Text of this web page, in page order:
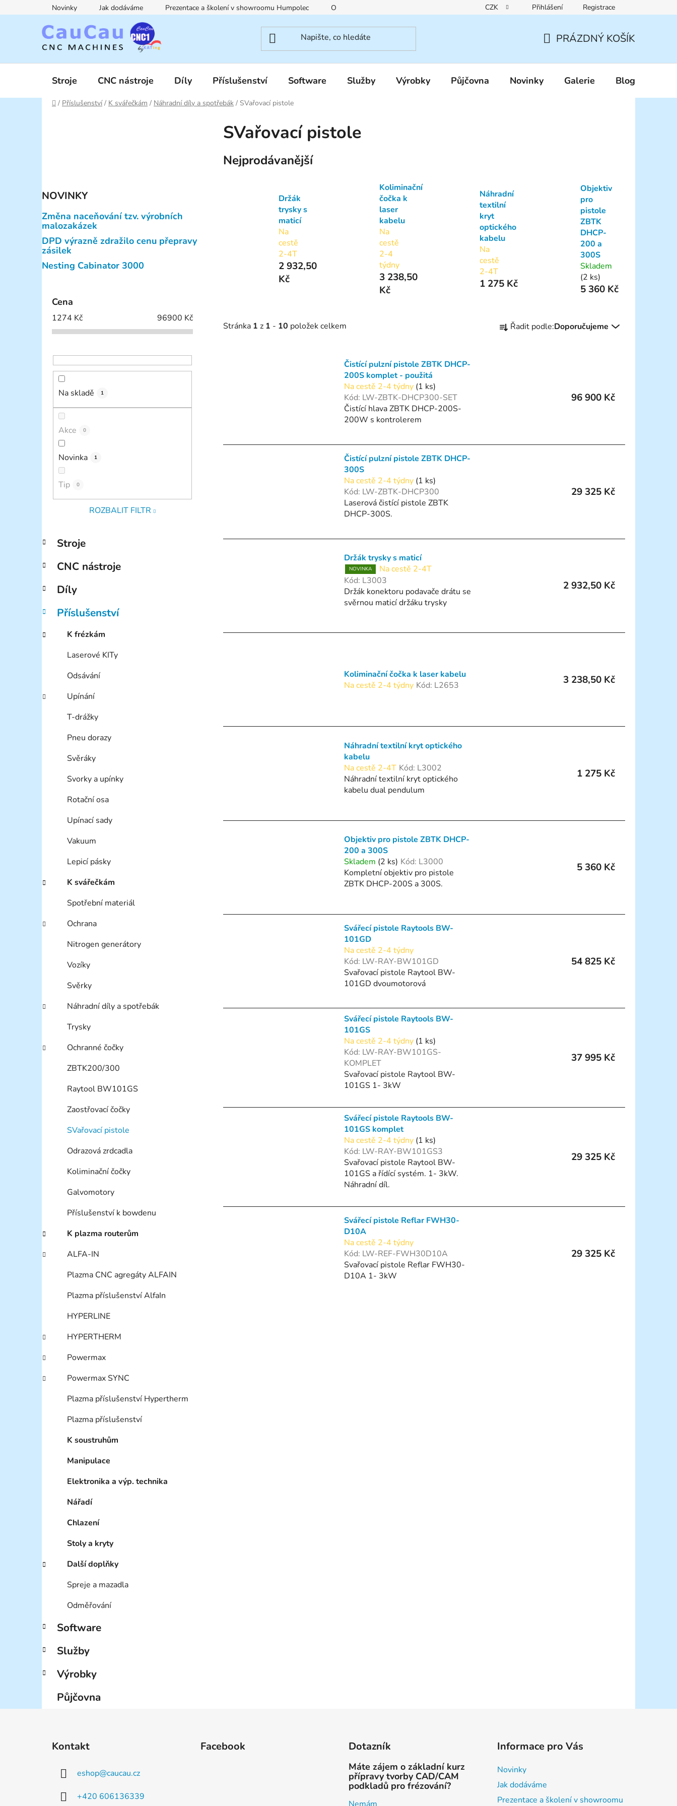
na
Novinky Jak dodáváme Prezentace a školení v showroomu Humpolec O nás Reklamační řád Pravidla zákaznických slev
CZK Přihlášení Registrace
KOŠÍK
PRÁZDNÝ KOŠÍK
Stroje CNC nástroje Díly Příslušenství Software Služby Výrobky Půjčovna Novinky Galerie Blog
Domů
/ Příslušenství / K svářečkám / Náhradní díly a spotřebák / SVařovací pistole
n
n
í
p
a
n
NOVINKY
Změna naceňování tzv. výrobních
malozakázek
DPD výrazně zdražilo cenu přepravy
zásilek
Nesting Cabinator 3000
Cena
1274 Kč 96900 Kč
Na skladě 1
Akce 0
Novinka 1
Tip 0
ROZBALIT FILTR
Přeskočit
kategorie
K
a
e
o
i
Stroje
CNC nástroje
Díly
Příslušenství
K frézkám
Laserové KITy
Odsávání
Upínání
T-drážky
Pneu dorazy
Svěráky
Svorky a upínky
Rotační osa
Upínací sady
Vakuum
Lepicí pásky
K svářečkám
Spotřební materiál
Ochrana
Nitrogen generátory
Vozíky
Svěrky
Náhradní díly a spotřebák
Trysky
Ochranné čočky
ZBTK200/300
Raytool BW101GS
Zaostřovací čočky
SVařovací pistole
Odrazová zrdcadla
Koliminační čočky
Galvomotory
Příslušenství k bowdenu
K plazma routerům
ALFA-IN
Plazma CNC agregáty ALFAIN
Plazma příslušenství AlfaIn
HYPERLINE
HYPERTHERM
Powermax
Powermax SYNC
Plazma příslušenství Hypertherm
Plazma příslušenství
K soustruhům
Manipulace
Elektronika a výp. technika
Nářadí
Chlazení
Stoly a kryty
Další doplňky
Spreje a mazadla
Odměřování
Software
Služby
Výrobky
Půjčovna
SVařovací pistole
Nejprodávanější
Držák
trysky s
maticí
Na
cestě
2-4T
2 932,50
Kč
Koliminační
čočka k
laser
kabelu
Na
cestě
2-4
týdny
3 238,50
Kč
Náhradní
textilní
kryt
optického
kabelu
Na
cestě
2-4T
1 275 Kč
Objektiv
pro
pistole
ZBTK
DHCP-
200 a
300S
Skladem
(2 ks)
5 360 Kč
Stránka 1 z 1 - 10 položek celkem
a
u
Řadit podle:Doporučujeme
o
Čistící pulzní pistole ZBTK DHCP-
200S komplet - použitá
Na cestě 2-4 týdny (1 ks)
Kód: LW-ZBTK-DHCP300-SET
Čistící hlava ZBTK DHCP-200S-
200W s kontrolerem
96 900 Kč
Čistící pulzní pistole ZBTK DHCP-
300S
Na cestě 2-4 týdny (1 ks)
Kód: LW-ZBTK-DHCP300
Laserová čistící pistole ZBTK
DHCP-300S.
29 325 Kč
Držák trysky s maticí
NOVINKA
Na cestě 2-4T
Kód: L3003
Držák konektoru podavače drátu se
svěrnou maticí držáku trysky
2 932,50 Kč
Koliminační čočka k laser kabelu
Na cestě 2-4 týdny Kód: L2653 3 238,50 Kč
Náhradní textilní kryt optického
kabelu
Na cestě 2-4T Kód: L3002
Náhradní textilní kryt optického
kabelu dual pendulum
1 275 Kč
Objektiv pro pistole ZBTK DHCP-
200 a 300S
Skladem (2 ks) Kód: L3000
Kompletní objektiv pro pistole
ZBTK DHCP-200S a 300S.
5 360 Kč
Svářecí pistole Raytools BW-
101GD
Na cestě 2-4 týdny
Kód: LW-RAY-BW101GD
Svařovací pistole Raytool BW-
101GD dvoumotorová
54 825 Kč
Svářecí pistole Raytools BW-
101GS
Na cestě 2-4 týdny (1 ks)
Kód: LW-RAY-BW101GS-
KOMPLET
Svařovací pistole Raytool BW-
101GS 1- 3kW
37 995 Kč
Svářecí pistole Raytools BW-
101GS komplet
Na cestě 2-4 týdny (1 ks)
Kód: LW-RAY-BW101GS3
Svařovací pistole Raytool BW-
101GS a řídící systém. 1- 3kW.
Náhradní díl.
29 325 Kč
Svářecí pistole Reflar FWH30-
D10A
Na cestě 2-4 týdny
Kód: LW-REF-FWH30D10A
Svařovací pistole Reflar FWH30-
D10A 1- 3kW
29 325 Kč
Kontakt
eshop@caucau.cz
+420 606136339
Facebook Dotazník
Máte zájem o základní kurz
přípravy tvorby CAD/CAM
podkladů pro frézování?
Informace pro Vás
Novinky
Jak dodáváme
Prezentace a školení v showroomu